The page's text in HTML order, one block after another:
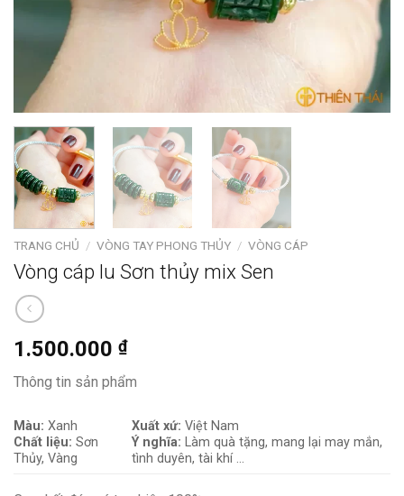
TRANG CHỦ / VÒNG TAY PHONG THỦY / VÒNG CÁP
Vòng cáp lu Sơn thủy mix Sen
1.500.000 ₫
Thông tin sản phẩm
Màu: Xanh
Chất liệu: Sơn
Thủy, Vàng
Xuất xứ:Việt Nam
Ý nghĩa: Làm quà tặng, mang lại may mắn,
tình duyên, tài khí …